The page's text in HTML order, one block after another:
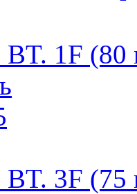
1F (80
3F (75